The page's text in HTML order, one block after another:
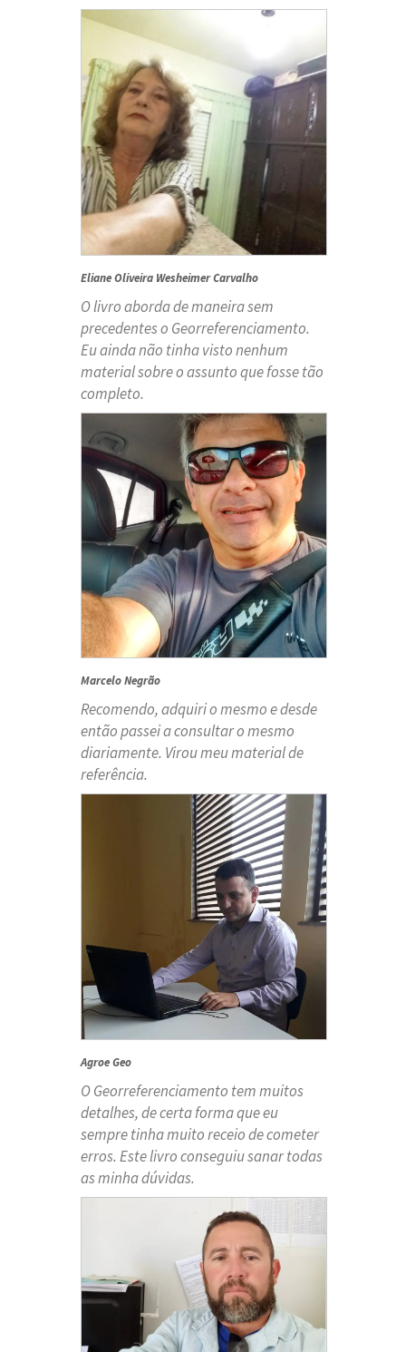
Eliane Oliveira Wesheimer Carvalho
O livro aborda de maneira sem
precedentes o Georreferenciamento.
Eu ainda não tinha visto nenhum
material sobre o assunto que fosse tão
completo.
Marcelo Negrão
Recomendo, adquiri o mesmo e desde
então passei a consultar o mesmo
diariamente. Virou meu material de
referência.
Agroe Geo
O Georreferenciamento tem muitos
detalhes, de certa forma que eu
sempre tinha muito receio de cometer
erros. Este livro conseguiu sanar todas
as minha dúvidas.